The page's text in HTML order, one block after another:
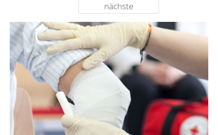
nächste